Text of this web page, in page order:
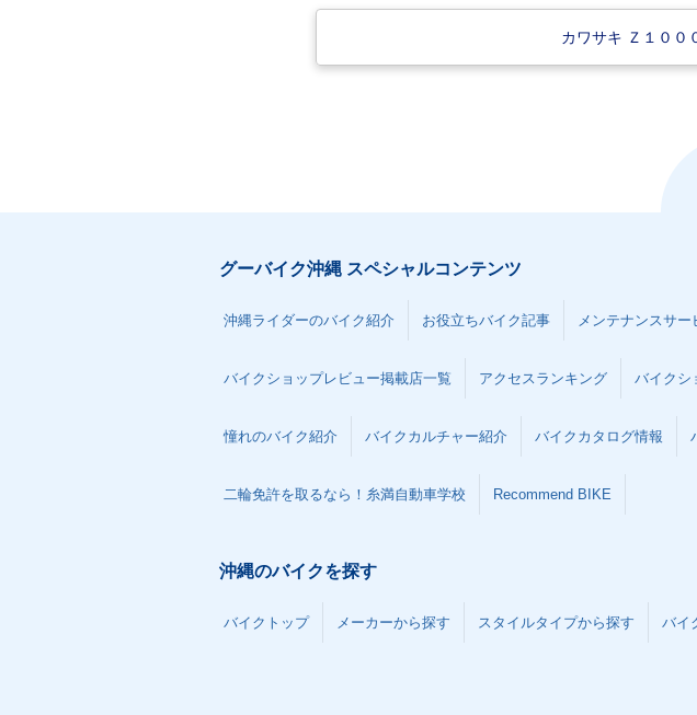
カワサキ Ｚ１００
グーバイク沖縄 スペシャルコンテンツ
沖縄ライダーのバイク紹介 お役立ちバイク記事 メンテナンスサー
バイクショップレビュー掲載店一覧 アクセスランキング バイクシ
憧れのバイク紹介 バイクカルチャー紹介 バイクカタログ情報
二輪免許を取るなら！糸満自動車学校 Recommend BIKE
沖縄のバイクを探す
バイクトップ メーカーから探す スタイルタイプから探す バイ